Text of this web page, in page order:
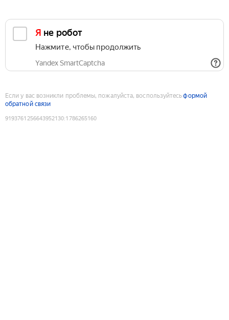
Я не робот
Нажмите, чтобы продолжить
Yandex SmartCaptcha
Если у вас возникли проблемы, пожалуйста, воспользуйтесьформой
обратной связи
9193761256643952130:1786265160